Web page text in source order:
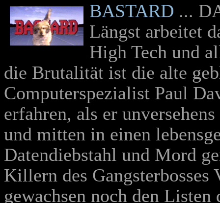
BASTARD ...
Längst arbeitet
High Tech und
die Brutalität ist die alte
Computerspezialist Paul
erfahren, als er
und mitten in einen
Datendiebstahl und Mord
Killern des Gangsterbosses
gewachsen noch den